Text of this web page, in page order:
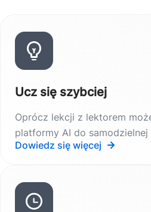
Ucz się szybciej
Oprócz lekcji z lektorem
platformy AI do samodzielnej
Dowiedz się więcej